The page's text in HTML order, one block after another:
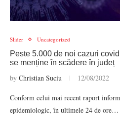
Slider Uncategorized
Peste 5.000 de noi cazuri
se menține în scădere în județ
by Christian Suciu 12/08/2022
Conform celui mai recent raport
epidemiologic, în ultimele 24 de ore…